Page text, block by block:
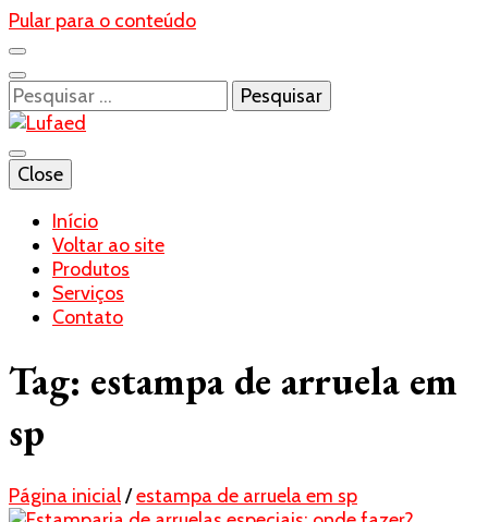
Pular para o conteúdo
Pesquisar
por:
Lufaed
Blog- Lufaed
Close
Início
Voltar ao site
Produtos
Serviços
Contato
Tag: estampa de arruela em
sp
Página inicial/estampa de arruela em sp